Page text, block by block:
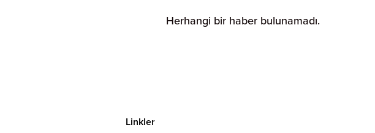
Herhangi bir haber bulunamadı.
Linkler